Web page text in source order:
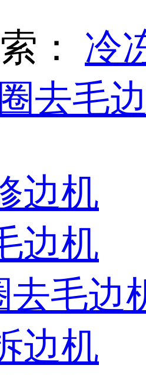
：
冷
去毛
边机
边机
去毛边
边机